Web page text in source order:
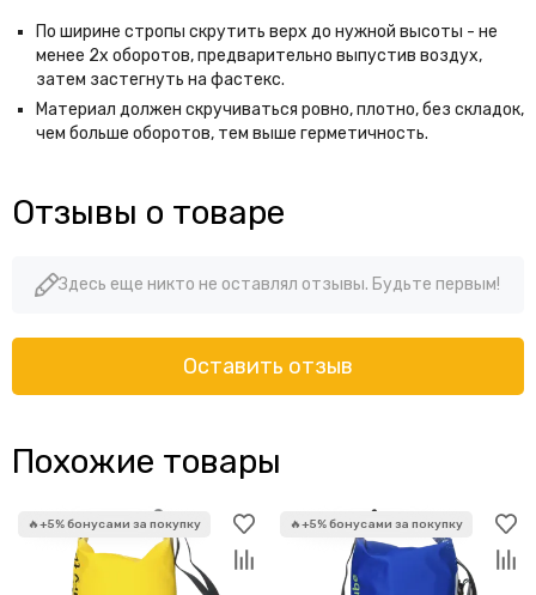
По ширине стропы скрутить верх до нужной высоты - не
менее 2х оборотов, предварительно выпустив воздух,
затем застегнуть на фастекс.
Материал должен скручиваться ровно, плотно, без складок,
чем больше оборотов, тем выше герметичность.
Отзывы о товаре
Здесь еще никто не оставлял отзывы. Будьте первым!
Оставить отзыв
Похожие товары